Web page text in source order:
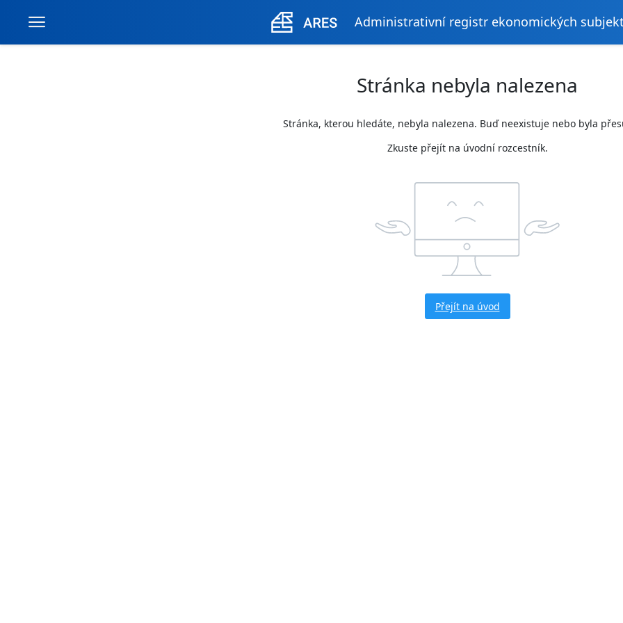
Administrativní registr ekonomických
Stránka nebyla nalezena
Stránka, kterou hledáte, nebyla nalezena. Buď neexistuje nebo byla
Zkuste přejít na úvodní rozcestník.
Přejít na úvod